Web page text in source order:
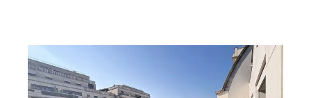
LEVALLOIS PERRET 92
69 m2, 3 pièces
Ref : 2984